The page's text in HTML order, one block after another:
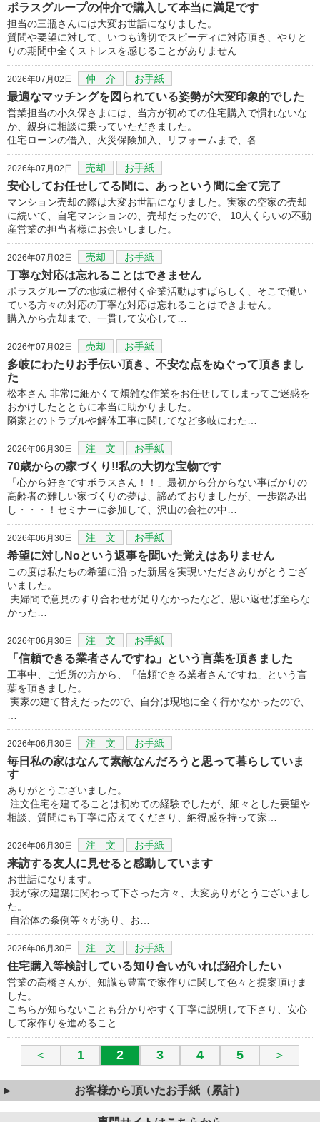
ポラスグループの仲介で購入して本当に満足です
担当の三瓶さんには大変お世話になりました。
質問や要望に対して、いつも適切でスピーディに対応頂き、やりと
りの期間中全くストレスを感じることがありません…
2026年07月02日 仲 介 お手紙
最適なマッチングを図られている姿勢が大変印象的でした
営業担当の小久保さまには、当方が初めての住宅購入で慣れないな
か、親身に相談に乗っていただきました。
住宅ローンの借入、火災保険加入、リフォームまで、各…
2026年07月02日 売却 お手紙
安心してお任せしてる間に、あっという間に全て完了
マンション売却の際は大変お世話になりました。実家の空家の売却
に続いて、自宅マンションの、売却だったので、 10人くらいの不動
産営業の担当者様にお会いしました。
2026年07月02日 売却 お手紙
丁寧な対応は忘れることはできません
ポラスグループの地域に根付く企業活動はすばらしく、そこで働い
ている方々の対応の丁寧な対応は忘れることはできません。
購入から売却まで、一貫して安心して…
2026年07月02日 売却 お手紙
多岐にわたりお手伝い頂き、不安な点をぬぐって頂きまし
た
松本さん 非常に細かくて煩雑な作業をお任せしてしまってご迷惑を
おかけしたとともに本当に助かりました。
隣家とのトラブルや解体工事に関してなど多岐にわた…
2026年06月30日 注 文 お手紙
70歳からの家づくり!!私の大切な宝物です
「心から好きですポラスさん！！」最初から分からない事ばかりの
高齢者の難しい家づくりの夢は、諦めておりましたが、一歩踏み出
し・・・！セミナーに参加して、沢山の会社の中…
2026年06月30日 注 文 お手紙
希望に対しNoという返事を聞いた覚えはありません
この度は私たちの希望に沿った新居を実現いただきありがとうござ
いました。
夫婦間で意見のすり合わせが足りなかったなど、思い返せば至らな
かった…
2026年06月30日 注 文 お手紙
「信頼できる業者さんですね」という言葉を頂きました
工事中、ご近所の方から、「信頼できる業者さんですね」という言
葉を頂きました。
実家の建て替えだったので、自分は現地に全く行かなかったので、
2026年06月30日 注 文 お手紙
毎日私の家はなんて素敵なんだろうと思って暮らしていま
す
ありがとうございました。
注文住宅を建てることは初めての経験でしたが、細々とした要望や
相談、質問にも丁寧に応えてくださり、納得感を持って家…
2026年06月30日 注 文 お手紙
来訪する友人に見せると感動しています
お世話になります。
我が家の建築に関わって下さった方々、大変ありがとうございまし
た。
自治体の条例等々があり、お…
2026年06月30日 注 文 お手紙
住宅購入等検討している知り合いがいれば紹介したい
営業の高橋さんが、知識も豊富で家作りに関して色々と提案頂けま
した。
こちらが知らないことも分かりやすく丁寧に説明して下さり、安心
して家作りを進めること…
＜ 1 2 3 4 5 ＞
お客様から頂いたお手紙（累計）